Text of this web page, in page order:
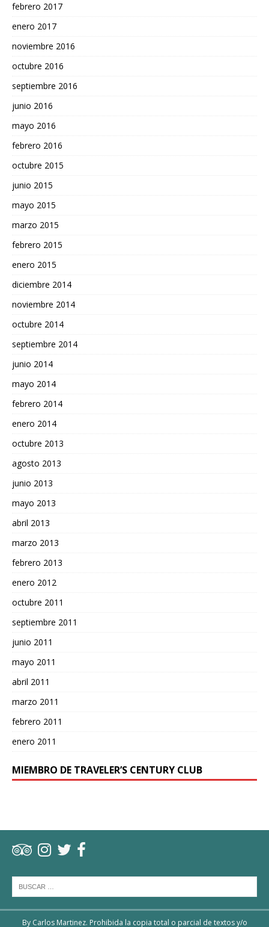
febrero 2017
enero 2017
noviembre 2016
octubre 2016
septiembre 2016
junio 2016
mayo 2016
febrero 2016
octubre 2015
junio 2015
mayo 2015
marzo 2015
febrero 2015
enero 2015
diciembre 2014
noviembre 2014
octubre 2014
septiembre 2014
junio 2014
mayo 2014
febrero 2014
enero 2014
octubre 2013
agosto 2013
junio 2013
mayo 2013
abril 2013
marzo 2013
febrero 2013
enero 2012
octubre 2011
septiembre 2011
junio 2011
mayo 2011
abril 2011
marzo 2011
febrero 2011
enero 2011
MIEMBRO DE TRAVELER’S CENTURY CLUB
By Carlos Martinez. Prohibida la copia total o parcial de textos y/o